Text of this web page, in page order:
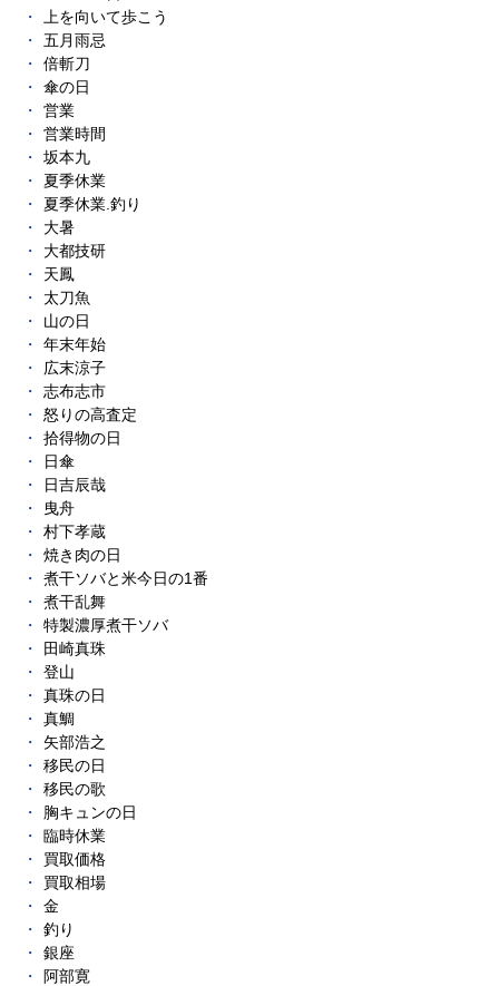
上を向いて歩こう
五月雨忌
倍斬刀
傘の日
営業
営業時間
坂本九
夏季休業
夏季休業.釣り
大暑
大都技研
天鳳
太刀魚
山の日
年末年始
広末涼子
志布志市
怒りの高査定
拾得物の日
日傘
日吉辰哉
曳舟
村下孝蔵
焼き肉の日
煮干ソバと米今日の1番
煮干乱舞
特製濃厚煮干ソバ
田崎真珠
登山
真珠の日
真鯛
矢部浩之
移民の日
移民の歌
胸キュンの日
臨時休業
買取価格
買取相場
金
釣り
銀座
阿部寛